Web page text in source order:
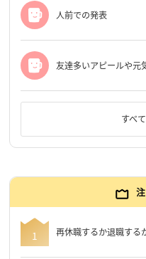
人前での発表
友達多いアピールや元
すべ
再休職するか退職する